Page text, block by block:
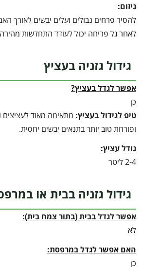
גיזום:
להסיר פרחים נבולים ועלים יבשים לאורך
לאחר גל פריחה יכול לעודד התחדשות מהירה
גידול גזניה בעציץ
אפשר לגדל בעציץ?
כן
טיפ לגידול בעציץ: מתאימה מאוד
ופורחת טוב יותר בתנאים יבשים יחסית.
גודל עציץ:
2-4 ליטר
גידול גזניה בבית או
אפשר לגדל בבית (בתור צמח בית):
לא
האם אפשר לגדל במרפסת:
כן